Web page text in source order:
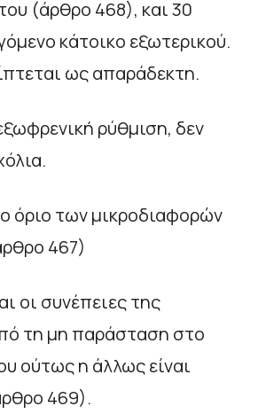
(άρθρο 468), και 30
κάτοικο εξωτερικού.
ως απαράδεκτη.
ρύθμιση, δεν
όριο των μικροδιαφορών
467)
οι συνέπειες της
τη μη παράσταση στο
ούτως η άλλως είναι
469).